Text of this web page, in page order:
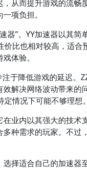
从而提升游戏的流
项负担。
器”。YY加速器以其
价比也相对较高，适
体验。
于降低游戏的延迟
解决网络波动带来
情况下可能不够理想。
在业内以其强大的技
种需求的玩家。不
择适合自己的加速